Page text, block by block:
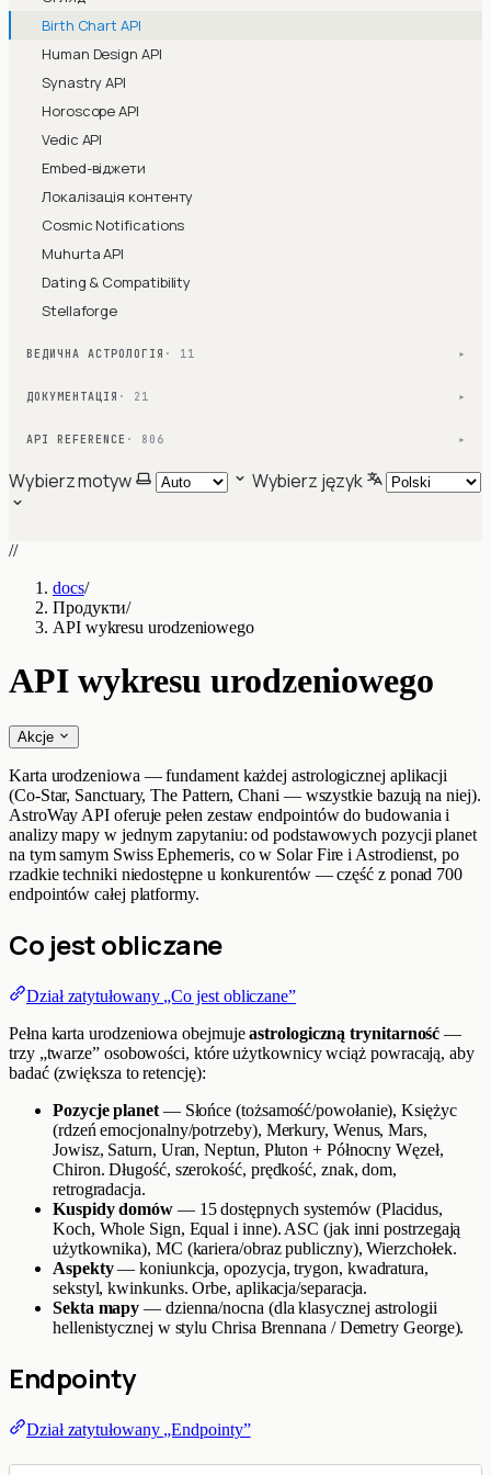
Birth Chart API
Human Design API
Synastry API
Horoscope API
Vedic API
Embed-віджети
Локалізація контенту
Cosmic Notifications
Muhurta API
Dating & Compatibility
Stellaforge
ВЕДИЧНА АСТРОЛОГІЯ · 11 ▾
ДОКУМЕНТАЦІЯ · 21 ▾
API REFERENCE · 806 ▾
Wybierz motyw Wybierz język
//
docs/
Продукти/
API wykresu urodzeniowego
API wykresu urodzeniowego
Akcje
Karta urodzeniowa — fundament każdej astrologicznej aplikacji
(Co-Star, Sanctuary, The Pattern, Chani — wszystkie bazują na niej).
AstroWay API oferuje pełen zestaw endpointów do budowania i
analizy mapy w jednym zapytaniu: od podstawowych pozycji planet
na tym samym Swiss Ephemeris, co w Solar Fire i Astrodienst, po
rzadkie techniki niedostępne u konkurentów — część z ponad 700
endpointów całej platformy.
Co jest obliczane
Dział zatytułowany „Co jest obliczane”
Pełna karta urodzeniowa obejmujeastrologiczną trynitarność —
trzy „twarze” osobowości, które użytkownicy wciąż powracają, aby
badać (zwiększa to retencję):
Pozycje planet— Słońce (tożsamość/powołanie), Księżyc
(rdzeń emocjonalny/potrzeby), Merkury, Wenus, Mars,
Jowisz, Saturn, Uran, Neptun, Pluton + Północny Węzeł,
Chiron. Długość, szerokość, prędkość, znak, dom,
retrogradacja.
Kuspidy domów— 15 dostępnych systemów (Placidus,
Koch, Whole Sign, Equal i inne). ASC (jak inni postrzegają
użytkownika), MC (kariera/obraz publiczny), Wierzchołek.
Aspekty— koniunkcja, opozycja, trygon, kwadratura,
sekstyl, kwinkunks. Orbe, aplikacja/separacja.
Sekta mapy — dzienna/nocna (dla klasycznej astrologii
hellenistycznej w stylu Chrisa Brennana / Demetry George).
Endpointy
Dział zatytułowany „Endpointy”